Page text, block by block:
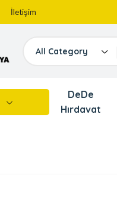
İletişim
All Category
DeDe
Hırdavat